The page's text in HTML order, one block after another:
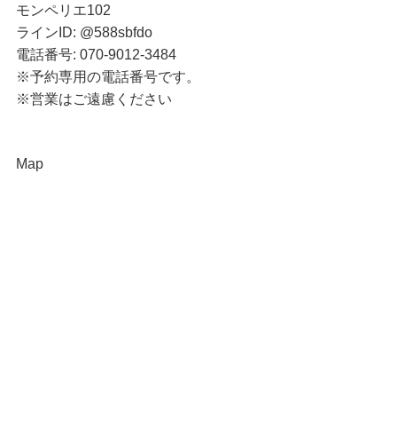
モンペリエ102
ラインID: @588sbfdo
電話番号: 070-9012-3484
※予約専用の電話番号です。
※営業はご遠慮ください
Map